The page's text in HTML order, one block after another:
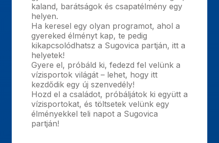
kaland, barátságok és csapatélmény egy
helyen.
Ha keresel egy olyan programot, ahol a
gyereked élményt kap, te pedig
kikapcsolódhatsz a Sugovica partján, itt a
helyetek!
Gyere el, próbáld ki, fedezd fel velünk a
vízisportok világát – lehet, hogy itt
kezdődik egy új szenvedély!
Hozd el a családot, próbáljátok ki együtt a
vízisportokat, és töltsetek velünk egy
élményekkel teli napot a Sugovica
partján!